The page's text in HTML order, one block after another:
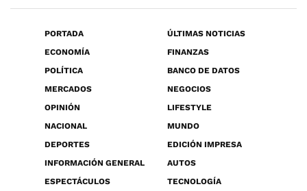
PORTADA
ÚLTIMAS NOTICIAS
ECONOMÍA
FINANZAS
POLÍTICA
BANCO DE DATOS
MERCADOS
NEGOCIOS
OPINIÓN
LIFESTYLE
NACIONAL
MUNDO
DEPORTES
EDICIÓN IMPRESA
INFORMACIÓN GENERAL
AUTOS
ESPECTÁCULOS
TECNOLOGÍA